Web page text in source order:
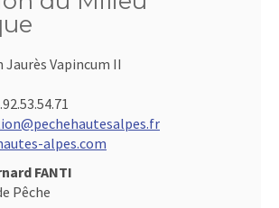
Jaurès Vapincum II
alpes.com
FANTI
Pêche